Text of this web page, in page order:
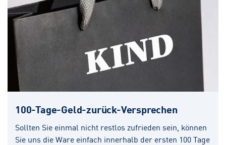
100-Tage-Geld-zurück-Versprechen
Sollten Sie einmal nicht restlos zufrieden sein, können
Sie uns die Ware einfach innerhalb der ersten 100 Tage